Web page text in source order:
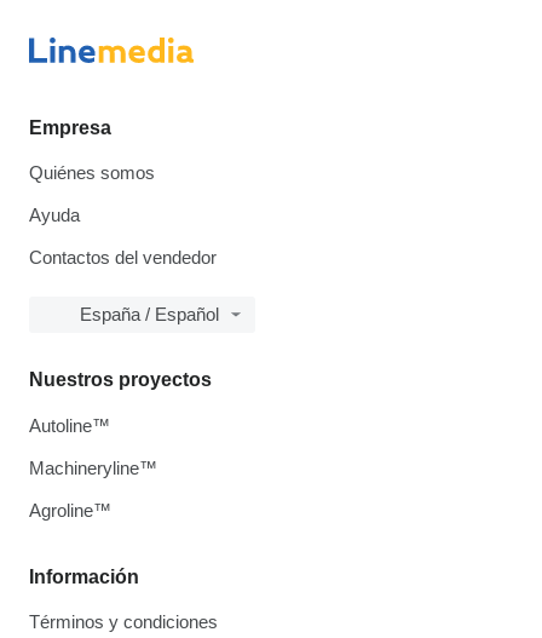
Empresa
Quiénes somos
Ayuda
Contactos del vendedor
España / Español
Información
Términos y condiciones
Nuestros proyectos
Autoline™
Machineryline™
Agroline™